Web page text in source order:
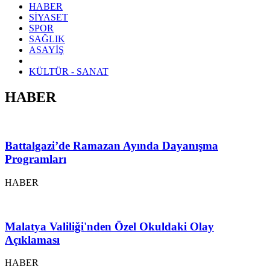
HABER
SİYASET
SPOR
SAĞLIK
ASAYİŞ
KÜLTÜR - SANAT
HABER
Battalgazi’de Ramazan Ayında Dayanışma
Programları
HABER
Malatya Valiliği'nden Özel Okuldaki Olay
Açıklaması
HABER